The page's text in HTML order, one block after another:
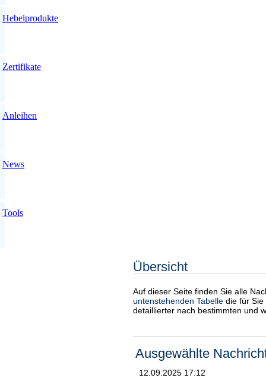
Hebelprodukte
Zertifikate
Anleihen
News
Tools
Übersicht
Auf dieser Seite finden Sie alle
untenstehenden Tabelle die für
detaillierter nach bestimmten und
Ausgewählte
12.09.2025 17:12